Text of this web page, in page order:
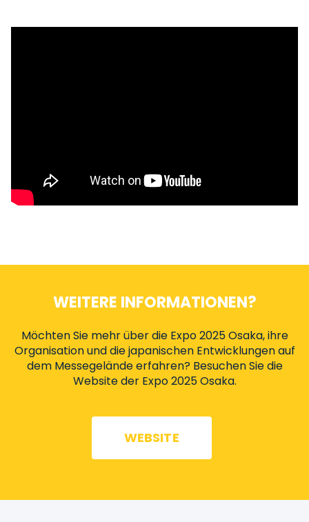
WEITERE INFORMATIONEN?
Möchten Sie mehr über die Expo 2025 Osaka, ihre
Organisation und die japanischen Entwicklungen auf
dem Messegelände erfahren? Besuchen Sie die
Website der Expo 2025 Osaka.
WEBSITE